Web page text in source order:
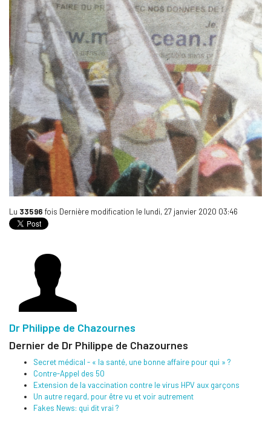
Lu 33596 fois Dernière modification le lundi, 27 janvier 2020 03:46
Dr Philippe de Chazournes
Dernier de Dr Philippe de Chazournes
Secret médical - « la santé, une bonne affaire pour qui » ?
Contre-Appel des 50
Extension de la vaccination contre le virus HPV aux garçons
Un autre regard, pour être vu et voir autrement
Fakes News: qui dit vrai ?